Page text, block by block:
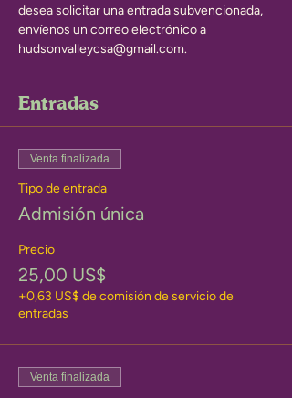
desea solicitar una entrada subvencionada,
envíenos un correo electrónico a
hudsonvalleycsa@gmail.com.
Entradas
Venta finalizada
Tipo de entrada
Admisión única
Precio
25,00 US$
+0,63 US$ de comisión de servicio de
entradas
Venta finalizada